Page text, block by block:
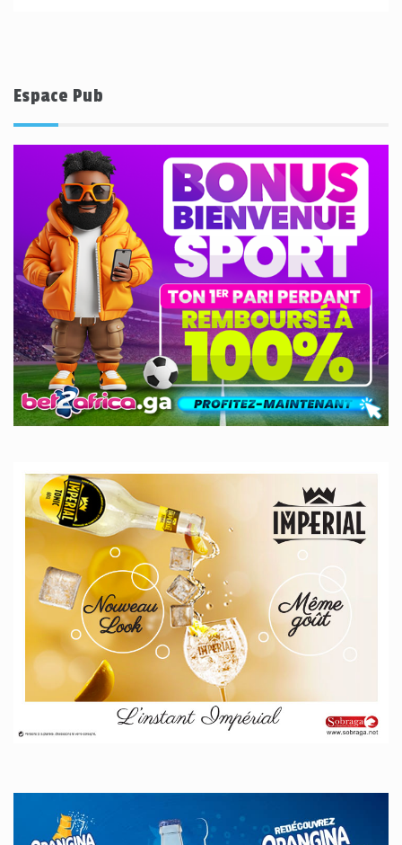
Espace Pub